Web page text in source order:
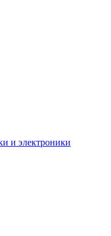
и электроники